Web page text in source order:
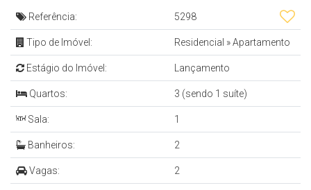
- 1 Suite
- 2 Quartos
- Sala de Estar e Jantar
- Cozinha Integrada
- Infra para Água Quente e Fria
- Sacada c/ Churrasqueira
- Acabamento em Gesso
- 90 m²
Referência: 5298
Tipo de Imóvel: Residencial »Apartamento
Estágio do Imóvel: Lançamento
Quartos: 3 (sendo 1 suíte)
Sala: 1
Banheiros: 2
Vagas: 2